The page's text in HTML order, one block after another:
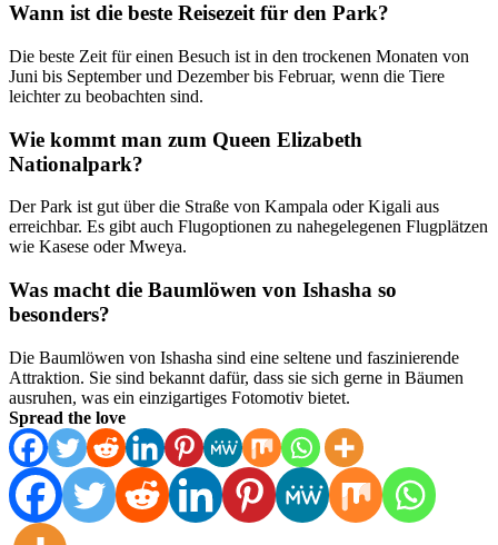
Wann ist die beste Reisezeit für den Park?
Die beste Zeit für einen Besuch ist in den trockenen Monaten von
Juni bis September und Dezember bis Februar, wenn die Tiere
leichter zu beobachten sind.
Wie kommt man zum Queen Elizabeth
Nationalpark?
Der Park ist gut über die Straße von Kampala oder Kigali aus
erreichbar. Es gibt auch Flugoptionen zu nahegelegenen Flugplätzen
wie Kasese oder Mweya.
Was macht die Baumlöwen von Ishasha so
besonders?
Die Baumlöwen von Ishasha sind eine seltene und faszinierende
Attraktion. Sie sind bekannt dafür, dass sie sich gerne in Bäumen
ausruhen, was ein einzigartiges Fotomotiv bietet.
Spread the love